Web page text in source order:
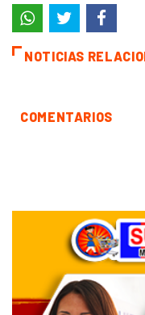
NOTICIAS
COMENTARIOS